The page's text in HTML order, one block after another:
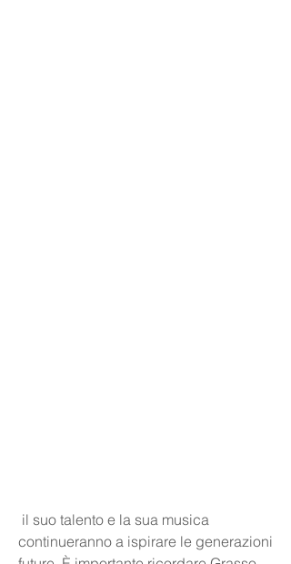
continueranno a ispirare le generazioni